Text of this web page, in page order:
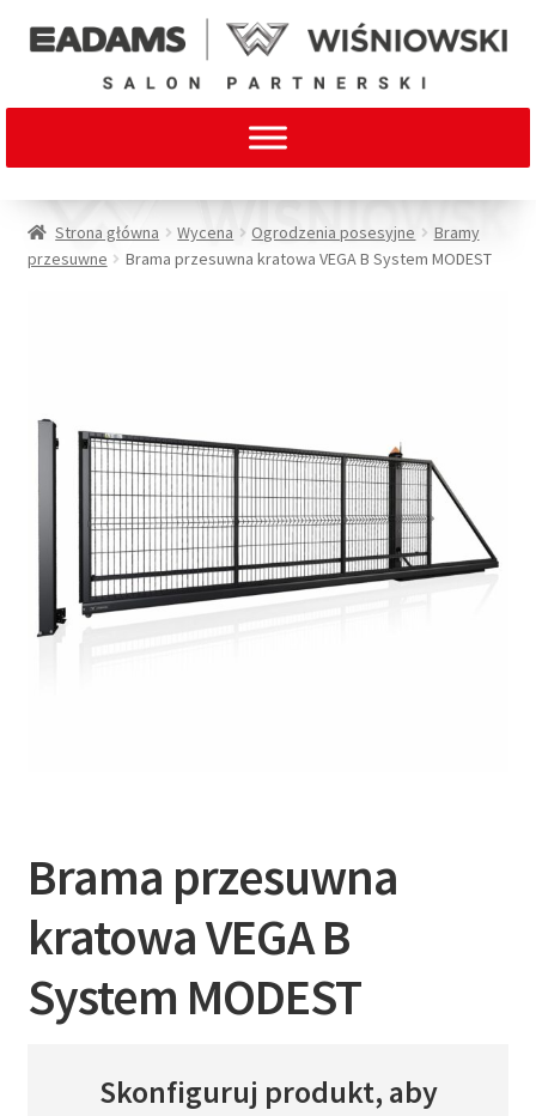
Strona główna Wycena Ogrodzenia posesyjne
Bramy
przesuwne
Brama przesuwna kratowa VEGA B System MODEST
Brama przesuwna
kratowa VEGA B
System MODEST
Skonfiguruj produkt, aby